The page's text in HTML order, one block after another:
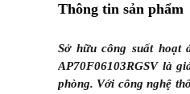
Thông tin sản phẩm
Sở hữu công suất hoạt
AP70F06103RGSV là
phòng. Với công nghệ